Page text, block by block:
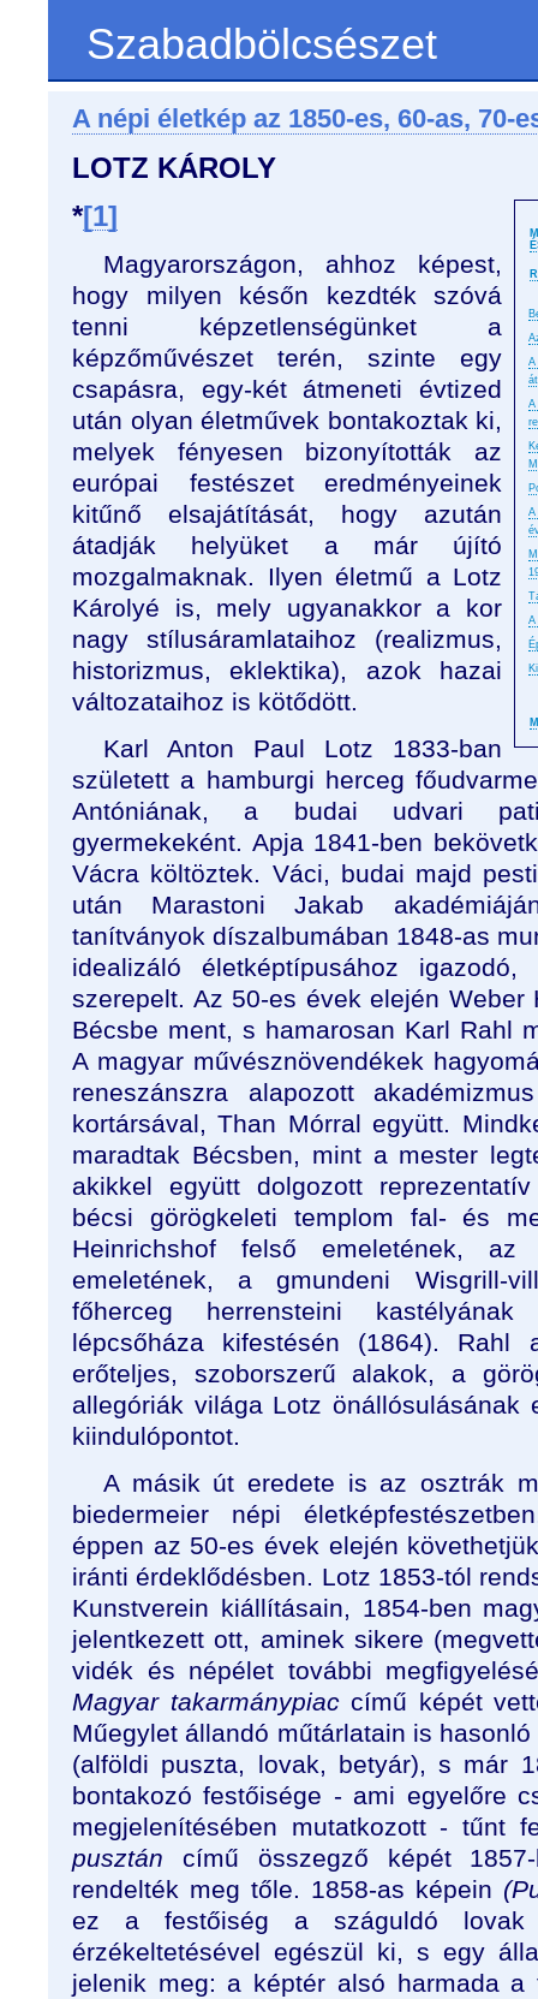
Szabadbölcsészet
A népi életkép az 1850-es, 60-as, 70-
LOTZ KÁROLY
A
A
A
A
*[1]
Magyarországon, ahhoz képest,
hogy milyen későn kezdték szóvá
tenni képzetlenségünket a
képzőművészet terén, szinte egy
csapásra, egy-két átmeneti évtized
után olyan életművek bontakoztak ki,
melyek fényesen bizonyították az
európai festészet eredményeinek
kitűnő elsajátítását, hogy azután
átadják helyüket a már újító
mozgalmaknak. Ilyen életmű a Lotz
Károlyé is, mely ugyanakkor a kor
nagy stílusáramlataihoz (realizmus,
historizmus, eklektika), azok hazai
változataihoz is kötődött.
Karl Anton Paul Lotz 1833-ban
született a hamburgi herceg
Antóniának, a budai udvari
gyermekeként. Apja 1841-ben
Vácra költöztek. Váci, budai majd
után Marastoni Jakab
tanítványok díszalbumában 1848-as
idealizáló életképtípusához
szerepelt. Az 50-es évek elején Weber
Bécsbe ment, s hamarosan Karl Rahl
A magyar művésznövendékek
reneszánszra alapozott
kortársával, Than Mórral együtt.
maradtak Bécsben, mint a mester
akikkel együtt dolgozott
bécsi görögkeleti templom fal- és
Heinrichshof felső emeletének, az
emeletének, a gmundeni Wisgrill-
főherceg herrensteini
lépcsőháza kifestésén (1864). Rahl
erőteljes, szoborszerű alakok, a
allegóriák világa Lotz önállósulásának
kiindulópontot.
A másik út eredete is az osztrák
biedermeier népi
éppen az 50-es évek elején
iránti érdeklődésben. Lotz 1853-tól
Kunstverein kiállításain, 1854-ben
jelentkezett ott, aminek sikere
vidék és népélet további
Magyar takarmánypiaccímű képét
Műegylet állandó műtárlatain is
(alföldi puszta, lovak, betyár), s már
bontakozó festőisége - ami egyelőre
megjelenítésében mutatkozott - tűnt
pusztán című összegző képét
rendelték meg tőle. 1858-as képein
ez a festőiség a száguldó lovak
érzékeltetésével egészül ki, s egy
jelenik meg: a képtér alsó harmada a